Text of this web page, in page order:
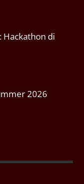
Hackathon di
2026